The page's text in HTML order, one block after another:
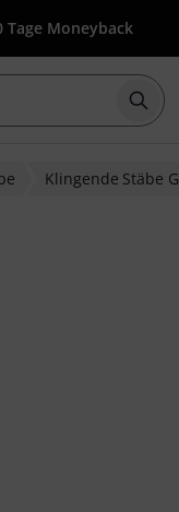
Tage Moneyback
Klingende Stäbe